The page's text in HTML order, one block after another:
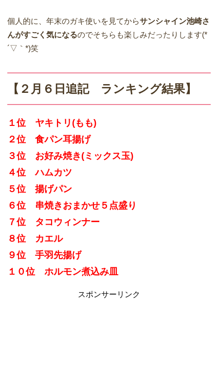
個人的に、年末のガキ使いを見てからサンシャイン池崎さ
んがすごく気になるのでそちらも楽しみだったりします(*
´▽｀*)笑
【２月６日追記 ランキング結果】
１位 ヤキトリ(もも)
２位 食パン耳揚げ
３位 お好み焼き(ミックス玉)
４位 ハムカツ
５位 揚げパン
６位 串焼きおまかせ５点盛り
７位 タコウィンナー
８位 カエル
９位 手羽先揚げ
１０位 ホルモン煮込み皿
スポンサーリンク